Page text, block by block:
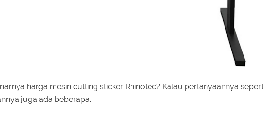
harga mesin cutting sticker Rhinotec? Kalau pertanyaannya
juga ada beberapa.